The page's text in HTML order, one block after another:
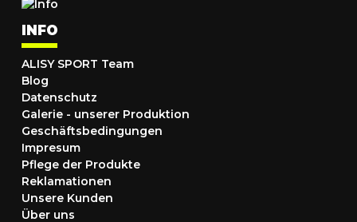
INFO
ALISY SPORT Team
Blog
Datenschutz
Galerie - unserer Produktion
Geschäftsbedingungen
Impresum
Pflege der Produkte
Reklamationen
Unsere Kunden
Über uns